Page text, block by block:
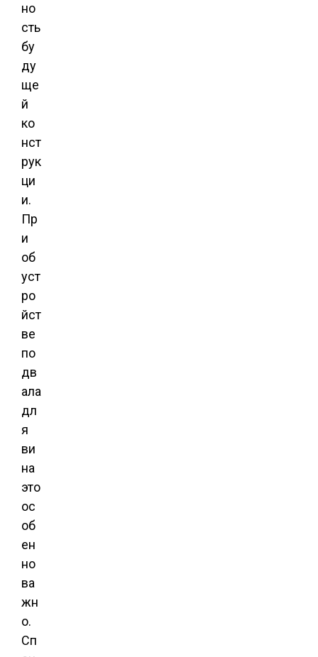
но
сть
бу
ду
ще
й
ко
нст
рук
ци
и.
Пр
и
об
уст
ро
йст
ве
по
дв
ала
дл
я
ви
на
это
ос
об
ен
но
ва
жн
о.
Сп